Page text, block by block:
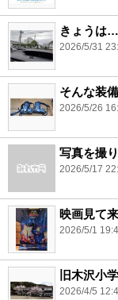
きょうは…
2026/5/31
そんな装
2026/5/26
写真を撮
2026/5/17
映画見て
2026/5/1
旧木沢小
2026/4/5